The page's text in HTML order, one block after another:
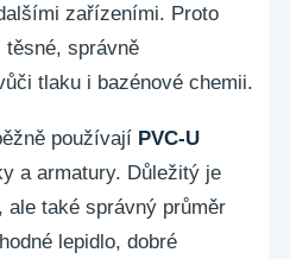
zařízeními. Proto
správně
tlaku i bazénové chemii.
používají PVC-U
a armatury. Důležitý je
ale také správný průměr
lepidlo, dobré